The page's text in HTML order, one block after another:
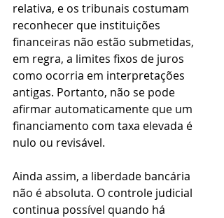
relativa, e os tribunais costumam
reconhecer que instituições
financeiras não estão submetidas,
em regra, a limites fixos de juros
como ocorria em interpretações
antigas. Portanto, não se pode
afirmar automaticamente que um
financiamento com taxa elevada é
nulo ou revisável.
Ainda assim, a liberdade bancária
não é absoluta. O controle judicial
continua possível quando há